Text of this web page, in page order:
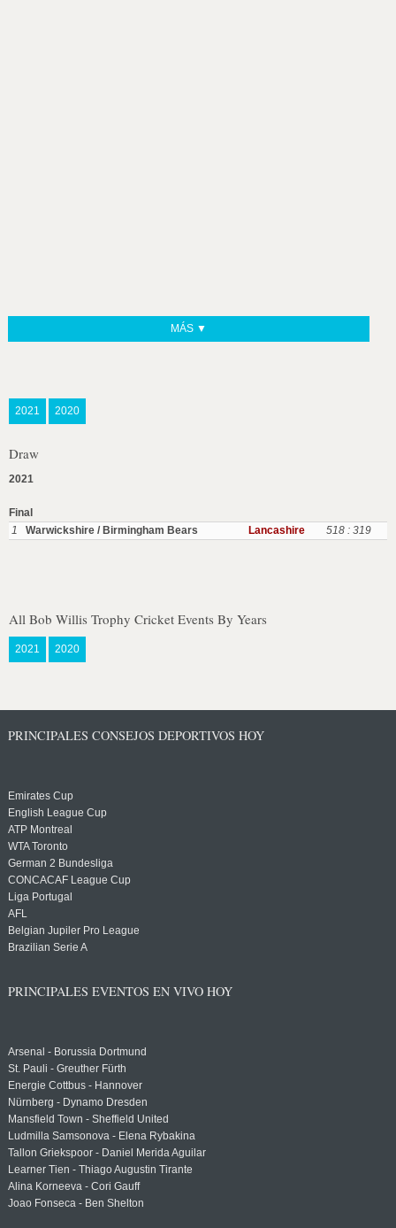
MÁS ▼
2021 2020
Draw
2021
Final
1
Warwickshire / Birmingham Bears Lancashire 518 : 319
All Bob Willis Trophy Cricket Events By Years
2021 2020
PRINCIPALES CONSEJOS DEPORTIVOS HOY
Emirates Cup
English League Cup
ATP Montreal
WTA Toronto
German 2 Bundesliga
CONCACAF League Cup
Liga Portugal
AFL
Belgian Jupiler Pro League
Brazilian Serie A
PRINCIPALES EVENTOS EN VIVO HOY
Arsenal - Borussia Dortmund
St. Pauli - Greuther Fürth
Energie Cottbus - Hannover
Nürnberg - Dynamo Dresden
Mansfield Town - Sheffield United
Ludmilla Samsonova - Elena Rybakina
Tallon Griekspoor - Daniel Merida Aguilar
Learner Tien - Thiago Augustin Tirante
Alina Korneeva - Cori Gauff
Joao Fonseca - Ben Shelton